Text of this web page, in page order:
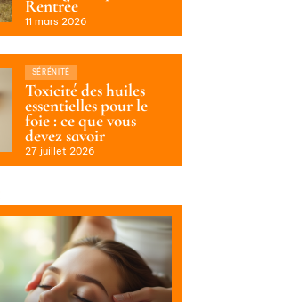
Rentrée
11 mars 2026
SÉRÉNITÉ
Toxicité des huiles
essentielles pour le
foie : ce que vous
devez savoir
27 juillet 2026